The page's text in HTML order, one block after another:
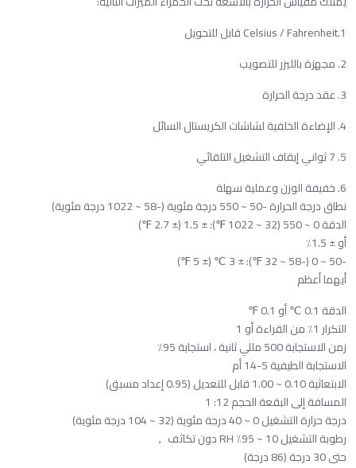
1.Celsius / Fahrenheit قابل للتحويل
2. مجهزة بالليزر للتصويب
3. عقد درجة الحرارة
4. الإضاءة الخلفية لشاشات الكريستال السائل
5. 7 ثواني إيقاف التشغيل التلقائي
6. خفيفة الوزن وعملية سهلة
نطاق درجة الحرارة -50 ~ 550 درجة مئوية (-58 ~ 1022 درجة مئوية)
الدقة 0 ~ 550 (32 ~ 1022 ℉): ± 1.5 (± 2.7 ℉)
أو ± 1.5٪
-50 ~ 0 (-58 ~ 32 ℉): ± 3 ℃ (± 5 ℉)
أيهما أعظم
الدقة 0.1 ℃ أو 0.1 ℉
التكرار 1٪ من القراءة أو 1
زمن الاستجابة 500 مللي ثانية ، استجابة 95٪
الاستجابة الطيفية 5-14 أم
الابتعاثية 0.10 ~ 1.00 قابل للتعديل (0.95 إعداد مسبق)
المسافة إلى البقعة الحجم 12: 1
درجة حرارة التشغيل 0 ~ 40 درجة مئوية (32 ~ 104 درجة مئوية)
رطوبة التشغيل 10 ~ 95٪ RH دون تكاثف ，
حتى 30 درجة (86 درجة)